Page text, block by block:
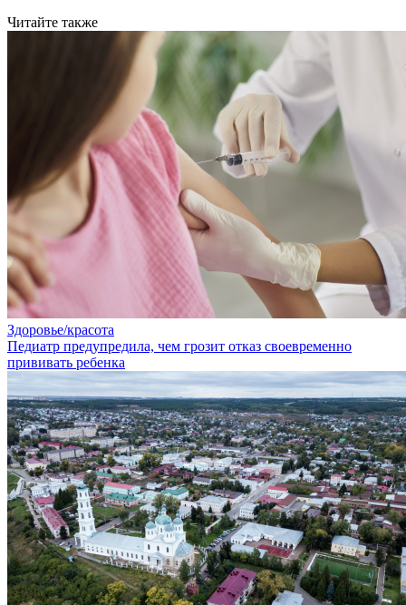
Читайте также
Здоровье/красота
Педиатр предупредила, чем грозит отказ своевременно
прививать ребенка